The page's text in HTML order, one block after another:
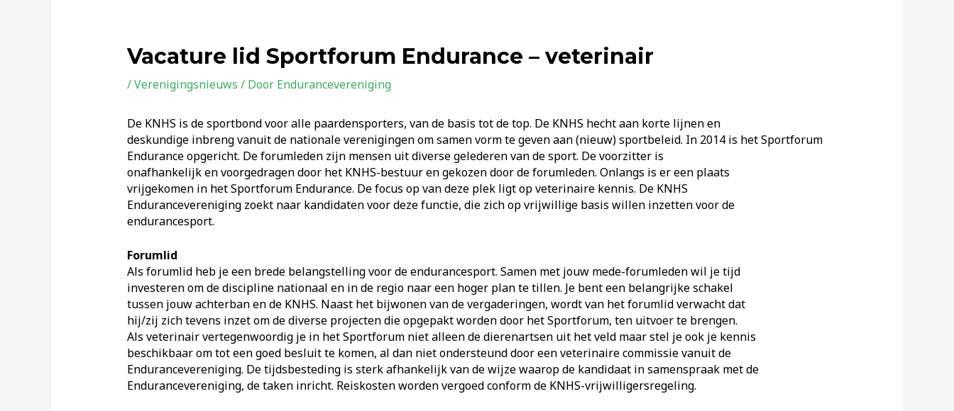
Vacature lid Sportforum Endurance – veterinair
/Verenigingsnieuws / Door Endurancevereniging
De KNHS is de sportbond voor alle paardensporters, van de basis tot de top. De KNHS hecht aan korte lijnen en
deskundige inbreng vanuit de nationale verenigingen om samen vorm te geven aan (nieuw) sportbeleid. In 2014 is het Sportforum
Endurance opgericht. De forumleden zijn mensen uit diverse gelederen van de sport. De voorzitter is
onafhankelijk en voorgedragen door het KNHS-bestuur en gekozen door de forumleden. Onlangs is er een plaats
vrijgekomen in het Sportforum Endurance. De focus op van deze plek ligt op veterinaire kennis. De KNHS
Endurancevereniging zoekt naar kandidaten voor deze functie, die zich op vrijwillige basis willen inzetten voor de
endurancesport.
Forumlid
Als forumlid heb je een brede belangstelling voor de endurancesport. Samen met jouw mede-forumleden wil je tijd
investeren om de discipline nationaal en in de regio naar een hoger plan te tillen. Je bent een belangrijke schakel
tussen jouw achterban en de KNHS. Naast het bijwonen van de vergaderingen, wordt van het forumlid verwacht dat
hij/zij zich tevens inzet om de diverse projecten die opgepakt worden door het Sportforum, ten uitvoer te brengen.
Als veterinair vertegenwoordig je in het Sportforum niet alleen de dierenartsen uit het veld maar stel je ook je kennis
beschikbaar om tot een goed besluit te komen, al dan niet ondersteund door een veterinaire commissie vanuit de
Endurancevereniging. De tijdsbesteding is sterk afhankelijk van de wijze waarop de kandidaat in samenspraak met de
Endurancevereniging, de taken inricht. Reiskosten worden vergoed conform de KNHS-vrijwilligersregeling.